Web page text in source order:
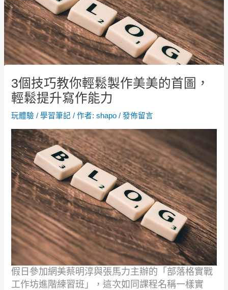
3個技巧教你輕鬆製作美美的首圖，
輕鬆提升寫作能力
玩體驗 /學習筆記 / 作者:shapo/發佈留言
假日參加網美蔡明淳與張馬力主辦的「部落格實戰
工作坊進階練習班」，這次如同課程名稱一樣實